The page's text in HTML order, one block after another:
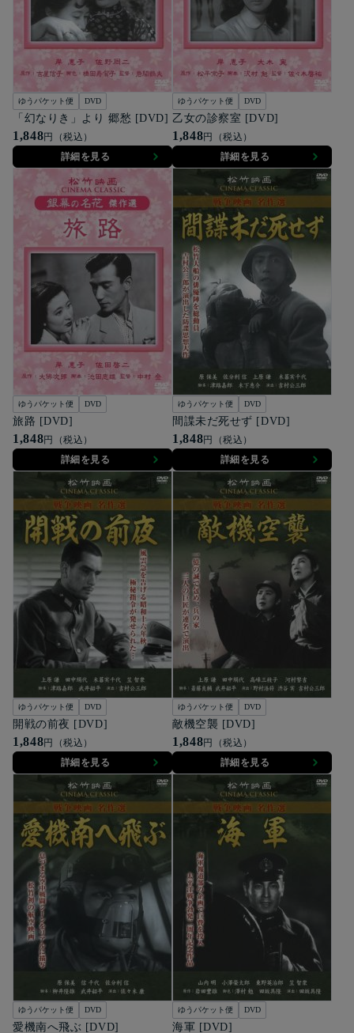
ゆうパケット便 DVD
「幻なりき」より 郷愁 [DVD]
1,848円（税込）
詳細を見る
ゆうパケット便 DVD
乙女の診察室 [DVD]
1,848円（税込）
詳細を見る
ゆうパケット便 DVD
旅路 [DVD]
1,848円（税込）
詳細を見る
ゆうパケット便 DVD
間諜未だ死せず [DVD]
1,848円（税込）
詳細を見る
ゆうパケット便 DVD
開戦の前夜 [DVD]
1,848円（税込）
詳細を見る
ゆうパケット便 DVD
敵機空襲 [DVD]
1,848円（税込）
詳細を見る
ゆうパケット便 DVD
愛機南へ飛ぶ [DVD]
ゆうパケット便 DVD
海軍 [DVD]